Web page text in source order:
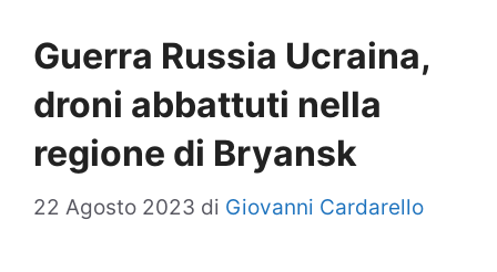
Guerra Russia Ucraina,
droni abbattuti nella
regione di Bryansk
22 Agosto 2023 di Giovanni Cardarello